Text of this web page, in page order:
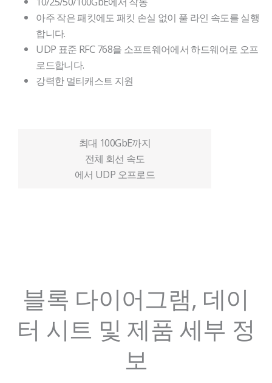
아주 작은 패킷에도 패킷 손실 없이 풀 라인 속도를 실행
합니다.
UDP 표준 RFC 768을 소프트웨어에서 하드웨어로 오프
로드합니다.
강력한 멀티캐스트 지원
최대 100GbE까지
전체 회선 속도
에서 UDP 오프로드
블록 다이어그램, 데이
터 시트 및 제품 세부 정
보